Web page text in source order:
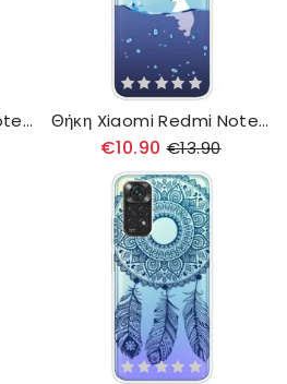
Θήκη Xiaomi Redmi Note 11 Pro 4G / 5G Μπουκέτο Με Μπλε Λουλούδια Θήκη Xiaomi Redmi Note 11 Pro 4G / 5G Θαλάσσια Παιχνίδια
€10.90 €13.90